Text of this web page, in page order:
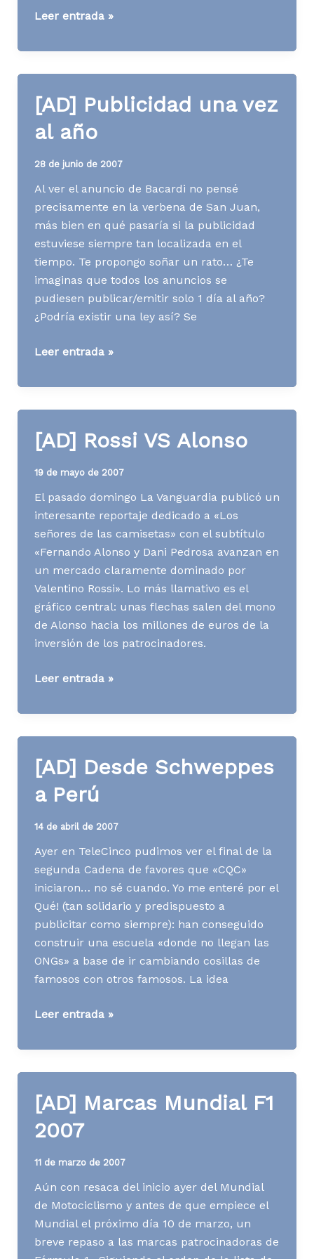
[AD]
del
Leer entrada »
[AD] Publicidad una vez
al año
28 de junio de 2007
Al ver el anuncio de Bacardi no pensé
precisamente en la verbena de San Juan,
más bien en qué pasaría si la publicidad
estuviese siempre tan localizada en el
tiempo. Te propongo soñar un rato… ¿Te
imaginas que todos los anuncios se
pudiesen publicar/emitir solo 1 día al año?
¿Podría existir una ley así? Se
[AD]
una
año
Leer entrada »
[AD] Rossi VS Alonso
19 de mayo de 2007
El pasado domingo La Vanguardia publicó un
interesante reportaje dedicado a «Los
señores de las camisetas» con el subtítulo
«Fernando Alonso y Dani Pedrosa avanzan en
un mercado claramente dominado por
Valentino Rossi». Lo más llamativo es el
gráfico central: unas flechas salen del mono
de Alonso hacia los millones de euros de la
inversión de los patrocinadores.
[AD]
VS
Leer entrada »
[AD] Desde Schweppes
a Perú
14 de abril de 2007
Ayer en TeleCinco pudimos ver el final de la
segunda Cadena de favores que «CQC»
iniciaron… no sé cuando. Yo me enteré por el
Qué! (tan solidario y predispuesto a
publicitar como siempre): han conseguido
construir una escuela «donde no llegan las
ONGs» a base de ir cambiando cosillas de
famosos con otros famosos. La idea
[AD]
Schweppes
Leer entrada »
[AD] Marcas Mundial F1
2007
11 de marzo de 2007
Aún con resaca del inicio ayer del Mundial
de Motociclismo y antes de que empiece el
Mundial el próximo día 10 de marzo, un
breve repaso a las marcas patrocinadoras de